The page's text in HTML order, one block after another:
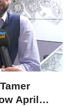
April